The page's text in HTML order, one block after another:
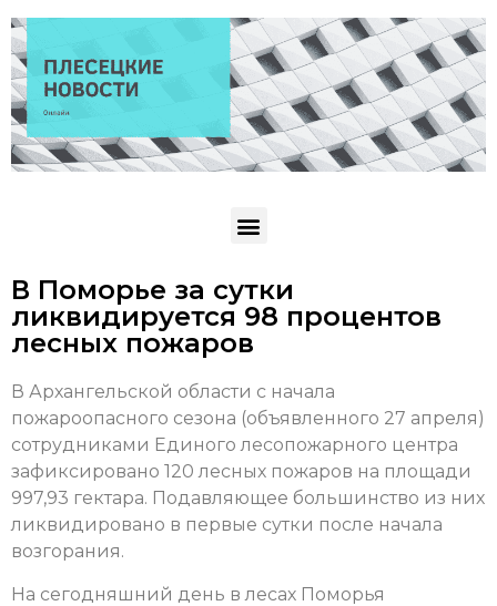
В Поморье за сутки
ликвидируется 98 процентов
лесных пожаров
В Архангельской области с начала
пожароопасного сезона (объявленного 27 апреля)
сотрудниками Единого лесопожарного центра
зафиксировано 120 лесных пожаров на площади
997,93 гектара. Подавляющее большинство из них
ликвидировано в первые сутки после начала
возгорания.
На сегодняшний день в лесах Поморья